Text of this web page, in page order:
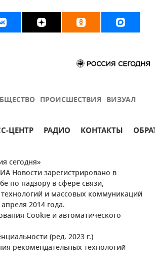
ПРОИСШЕСТВИЯ ВИЗУАЛ
ЦЕНТР РАДИО КОНТАКТЫ
сегодня»
Новости зарегистрировано в
по надзору в сфере связи,
и массовых коммуникаций
2014 года.
Cookie и автоматического
(ред. 2023 г.)
рекомендательных технологий